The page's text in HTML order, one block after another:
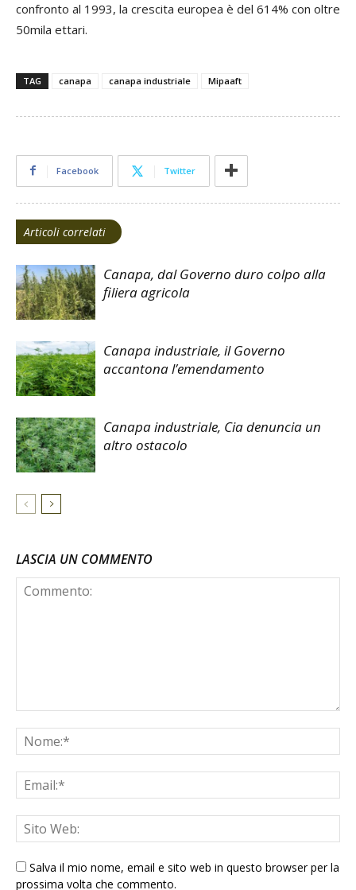
confronto al 1993, la crescita europea è del 614% con oltre
50mila ettari.
TAG canapa canapa industriale Mipaaft
Facebook Twitter
Articoli correlati
Canapa, dal Governo duro colpo alla
filiera agricola
Canapa industriale, il Governo
accantona l’emendamento
Canapa industriale, Cia denuncia un
altro ostacolo
LASCIA UN COMMENTO
Salva il mio nome, email e sito web in questo browser per la
prossima volta che commento.